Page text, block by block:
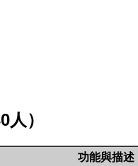
）
功能與描述